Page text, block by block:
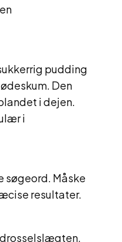
pudding
Den
i dejen.
i
søgeord. Måske
resultater.